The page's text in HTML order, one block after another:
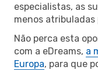
especialistas, as
menos atribuladas
Não perca esta
com a eDreams, a
Europa, para que